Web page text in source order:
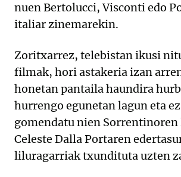
nuen Bertolucci, Visconti edo
italiar zinemarekin.
Zoritxarrez, telebistan ikusi
filmak, hori astakeria izan
honetan pantaila haundira
hurrengo egunetan lagun eta
gomendatu nien Sorrentinoren
Celeste Dalla Portaren
liluragarriak txundituta uzten